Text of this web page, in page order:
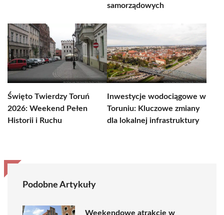
samorządowych
Święto Twierdzy Toruń
2026: Weekend Pełen
Historii i Ruchu
Inwestycje wodociągowe w
Toruniu: Kluczowe zmiany
dla lokalnej infrastruktury
Podobne Artykuły
Weekendowe atrakcje w